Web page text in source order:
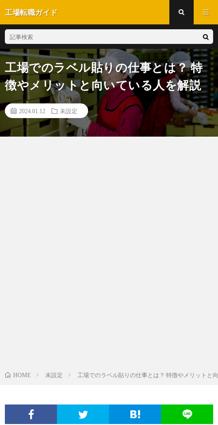
工場転職ガイド
工場でのラベル貼りの仕事とは？ 特
徴やメリットと向いている人を解説
2024.01.12 未設定
HOME 未設定 工場でのラベル貼りの仕事とは？ 特徴やメリットと